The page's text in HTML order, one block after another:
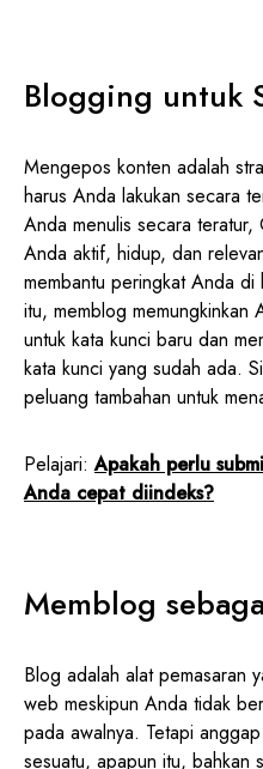
Blogging untuk
Mengepos konten adalah
harus Anda lakukan secara
Anda menulis secara
Anda aktif, hidup, dan
membantu peringkat Anda di
itu, memblog memungkinkan
untuk kata kunci baru dan
kata kunci yang sudah ada.
peluang tambahan untuk
Pelajari:Apakah perlu
Anda cepat diindeks?
Memblog
Blog adalah alat pemasaran
web meskipun Anda tidak
pada awalnya. Tetapi
sesuatu, apapun itu, bahkan